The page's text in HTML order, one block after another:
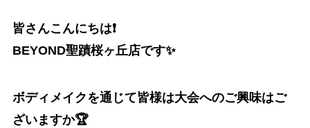
皆さんこんにちは❗️
BEYOND聖蹟桜ヶ丘店です✨
ボディメイクを通じて皆様は大会へのご興味はご
ざいますか🏆